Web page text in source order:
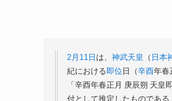
2月11日 は、 神武天皇 （ 日本
紀における 即位 日（辛酉年春
「辛酉年春正月 庚辰朔 天皇
付として推定したものである